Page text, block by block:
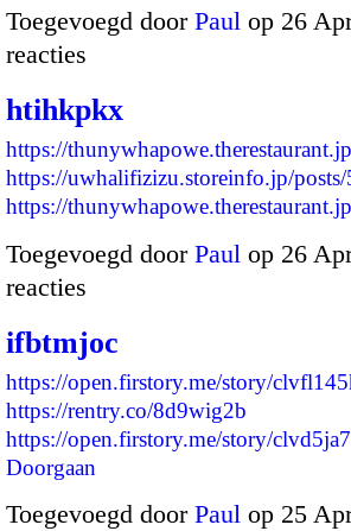
Toegevoegd door Paul op 26
reacties
htihkpkx
https://
https://uwhalifizizu.storeinfo.jp/
https://
Toegevoegd door Paul op 26
reacties
ifbtmjoc
https://open.firstory.me/story/
https://rentry.co/8d9wig2b
https://open.firstory.me/story/
Doorgaan
Toegevoegd door Paul op 25